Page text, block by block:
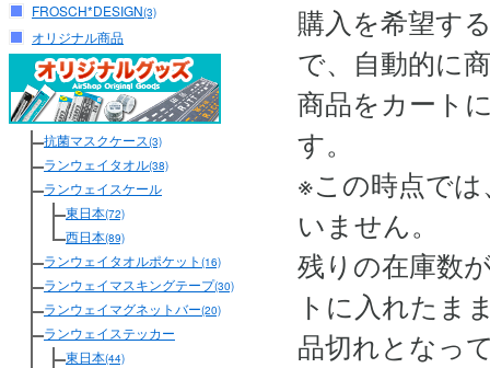
FROSCH*DESIGN(3)
オリジナル商品
抗菌マスクケース(3)
ランウェイタオル(38)
ランウェイスケール
東日本(72)
西日本(89)
ランウェイタオルポケット (16)
ランウェイマスキングテープ(30)
ランウェイマグネットバー(20)
ランウェイステッカー
東日本(44)
購入を希望す
で、自動的に
商品をカート
す。
※この時点で
いません。
残りの在庫数
トに入れたま
品切れとなっ